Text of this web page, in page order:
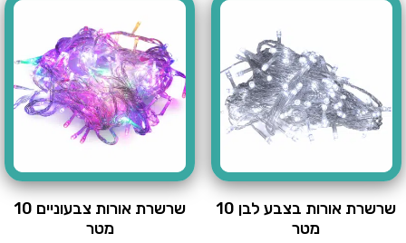
שרשרת אורות בצבע לבן 10
מטר
שרשרת אורות צבעוניים 10
מטר